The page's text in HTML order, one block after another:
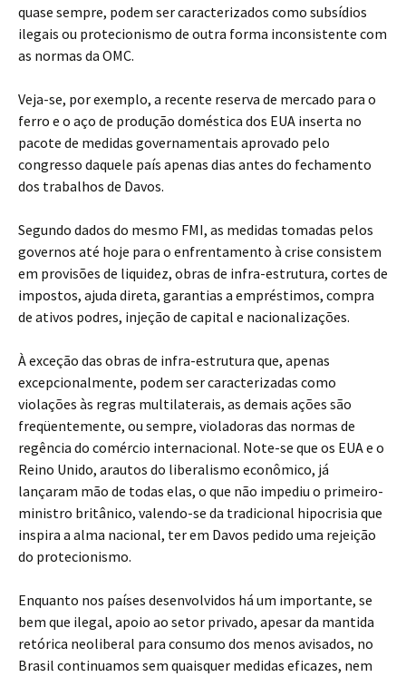
quase sempre, podem ser caracterizados como subsídios
ilegais ou protecionismo de outra forma inconsistente com
as normas da OMC.
Veja-se, por exemplo, a recente reserva de mercado para o
ferro e o aço de produção doméstica dos EUA inserta no
pacote de medidas governamentais aprovado pelo
congresso daquele país apenas dias antes do fechamento
dos trabalhos de Davos.
Segundo dados do mesmo FMI, as medidas tomadas pelos
governos até hoje para o enfrentamento à crise consistem
em provisões de liquidez, obras de infra-estrutura, cortes de
impostos, ajuda direta, garantias a empréstimos, compra
de ativos podres, injeção de capital e nacionalizações.
À exceção das obras de infra-estrutura que, apenas
excepcionalmente, podem ser caracterizadas como
violações às regras multilaterais, as demais ações são
freqüentemente, ou sempre, violadoras das normas de
regência do comércio internacional. Note-se que os EUA e o
Reino Unido, arautos do liberalismo econômico, já
lançaram mão de todas elas, o que não impediu o primeiro-
ministro britânico, valendo-se da tradicional hipocrisia que
inspira a alma nacional, ter em Davos pedido uma rejeição
do protecionismo.
Enquanto nos países desenvolvidos há um importante, se
bem que ilegal, apoio ao setor privado, apesar da mantida
retórica neoliberal para consumo dos menos avisados, no
Brasil continuamos sem quaisquer medidas eficazes, nem